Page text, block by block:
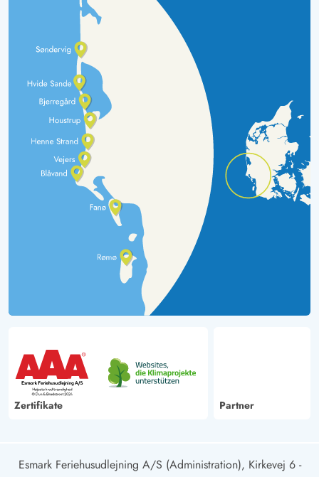
Zertifikate Partner
Esmark Feriehusudlejning A/S (Administration), Kirkevej 6 -